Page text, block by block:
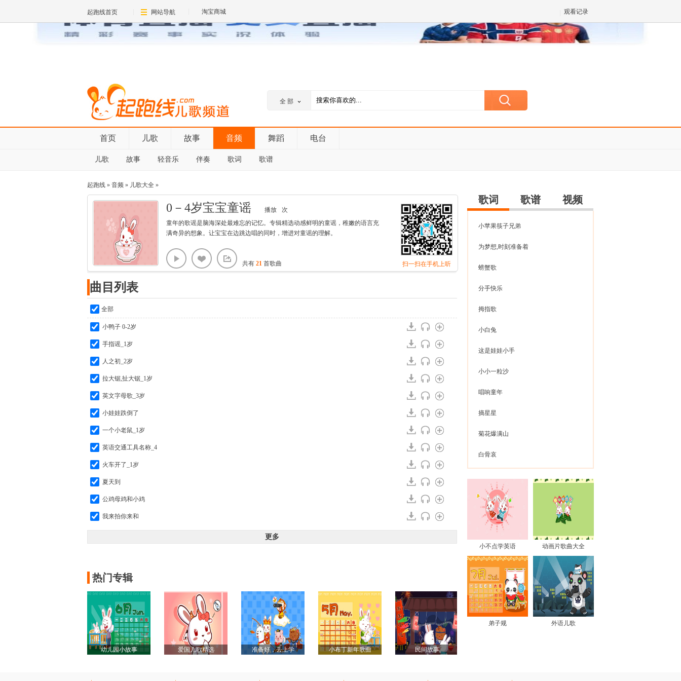
起跑线首页 网站导航 淘宝商城 观看记录
全 部
首页 儿歌 故事 音频 舞蹈 电台
儿歌 故事 轻音乐 伴奏 歌词 歌谱
起跑线 » 音频 » 儿歌大全 »
0－4岁宝宝童谣 播放
次
童年的歌谣是脑海深处最难忘的记忆。专辑精选动感鲜明的童谣，稚嫩的语言充
满奇异的想象。让宝宝在边跳边唱的同时，增进对童谣的理解。
共有 21 首歌曲 扫一扫在手机上听
曲目列表
全部
小鸭子 0-2岁
手指谣_1岁
人之初_2岁
拉大锯,扯大锯_1岁
英文字母歌_3岁
小娃娃跌倒了
一个小老鼠_1岁
英语交通工具名称_4
火车开了_1岁
夏天到
公鸡母鸡和小鸡
我来拍你来和
小小荧火虫_1岁
水龙头不哭了
太阳小鸟夸奖我_3岁
小鸡和小鸭
春天到
更多
热门专辑
幼儿园小故事 爱国儿歌精选 准备好，去上学 小布丁新年歌曲 民间故事
歌词 歌谱 视频
小苹果筷子兄弟
为梦想,时刻准备着
螃蟹歌
分手快乐
拇指歌
小白兔
这是娃娃小手
小小一粒沙
唱响童年
摘星星
菊花爆满山
白骨哀
小不点学英语 动画片歌曲大全
弟子规 外语儿歌